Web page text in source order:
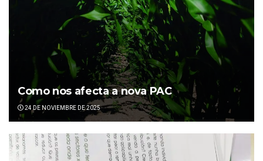
Como nos afecta a nova PAC
24 DE NOVIEMBRE DE 2025